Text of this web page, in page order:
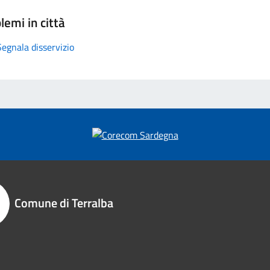
in città
disservizio
Comune di Terralba